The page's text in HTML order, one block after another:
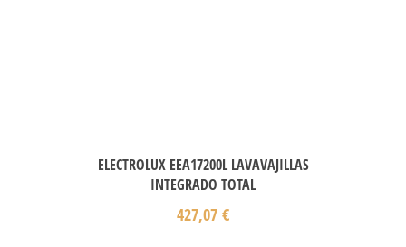
ELECTROLUX EEA17200L LAVAVAJILLAS
INTEGRADO TOTAL
427,07 €